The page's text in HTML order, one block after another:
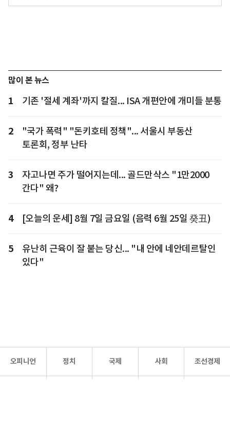
많이 본 뉴스
1 기존 '절세 계좌'까지 칼질... ISA 개편안에 개미들 분통
2
"국가 폭력" "돈키호테 정책"... 서울시 부동산
토론회, 정부 난타
3
자고나면 주가 떨어지는데... 골드만삭스 "1만2000
간다" 왜?
4 [오늘의 운세] 8월 7일 금요일 (음력 6월 25일 癸丑)
5
유난히 근육이 잘 붙는 당신... "내 안에 네안데르탈인
있다"
오피니언 정치 국제 사회 조선경제